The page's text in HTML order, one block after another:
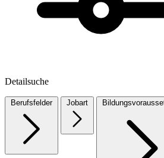
Detailsuche
Berufsfelder Jobart